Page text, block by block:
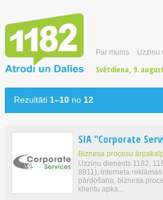
Par mums Uzziņu
Svētdiena, 9.
Rezultāti 1–10 no 12
SIA "Corporate
Biznesa procesu
Uzziņu dienests 1182,
8811), interneta
pārdošana, biznesa
klientu apka...